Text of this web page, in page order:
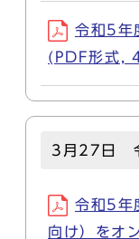
令和5年
(PDF形式,
3月27日
令和5年
向け）をオ